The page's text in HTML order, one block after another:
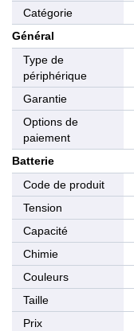
Catégorie
Général
Type de
périphérique
Garantie
Options de
paiement
Batterie
Code de produit
Tension
Capacité
Chimie
Couleurs
Taille
Prix